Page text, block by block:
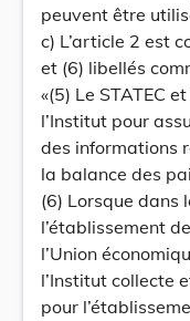
peuvent être
c) L’article 2 est
et (6) libellés
«(5) Le STATEC
l’Institut pour
des informations
la balance des
(6) Lorsque dans
l’établissement
l’Union
l’Institut collecte
pour